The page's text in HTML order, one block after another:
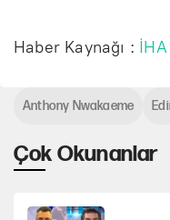
Haber Kaynağı : İHA
Çok Okunanlar
Anthony Nwakaeme